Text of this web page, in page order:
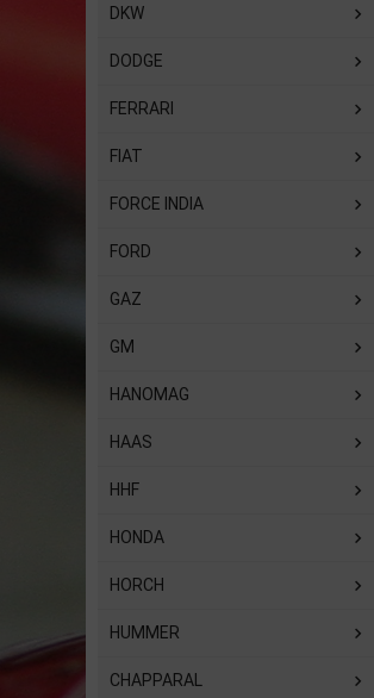
DKW
DODGE
FERRARI
FIAT
FORCE INDIA
FORD
GAZ
GM
HANOMAG
HAAS
HHF
HONDA
HORCH
HUMMER
CHAPPARAL